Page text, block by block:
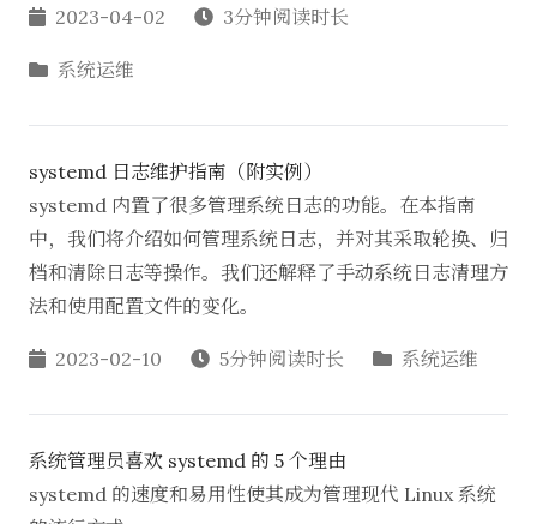
2023-04-02 3分钟阅读时长
系统运维
systemd 日志维护指南（附实例）
systemd 内置了很多管理系统日志的功能。在本指南
中，我们将介绍如何管理系统日志，并对其采取轮换、归
档和清除日志等操作。我们还解释了手动系统日志清理方
法和使用配置文件的变化。
2023-02-10 5分钟阅读时长 系统运维
系统管理员喜欢 systemd 的 5 个理由
systemd 的速度和易用性使其成为管理现代 Linux 系统